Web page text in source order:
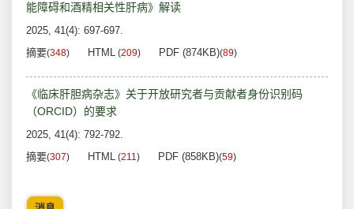
能障碍和酒精相关性肝病》解读
2025, 41(4): 697-697.
摘要(348) HTML (209) PDF (874KB)(89)
《临床肝胆病杂志》关于开放研究者与贡献者身份识别码
（ORCID）的要求
2025, 41(4): 792-792.
摘要(307) HTML (211) PDF (858KB)(59)